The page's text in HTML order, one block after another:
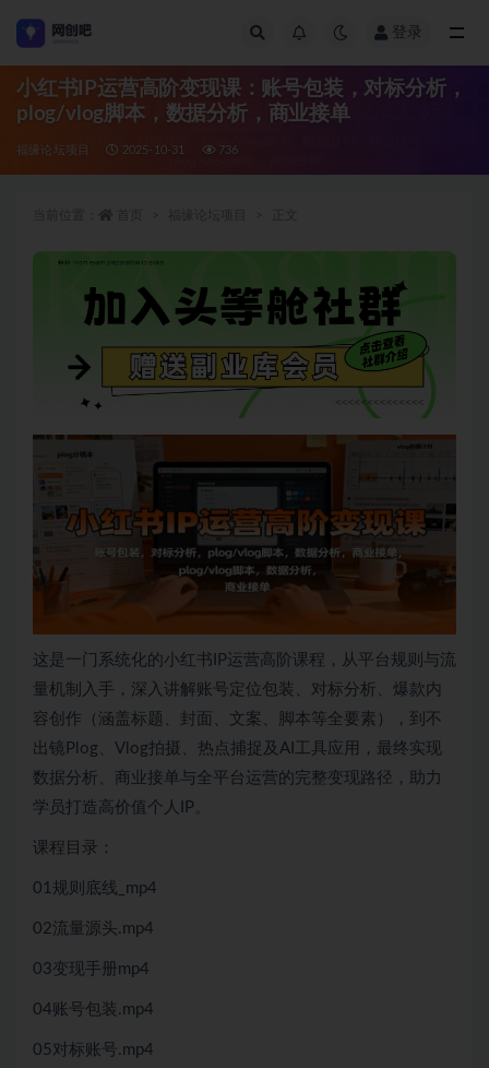
登录
小红书IP运营高阶变现课：账号包装，对标分析，
plog/vlog脚本，数据分析，商业接单
福缘论坛项目 2025-10-31 736
这是一门系统化的小红书IP运营高阶课程，从平台规则与流
量机制入手，深入讲解账号定位包装、对标分析、爆款内
容创作（涵盖标题、封面、文案、脚本等全要素），到不
出镜Plog、Vlog拍摄、热点捕捉及AI工具应用，最终实现
数据分析、商业接单与全平台运营的完整变现路径，助力
学员打造高价值个人IP。
课程目录：
01规则底线_mp4
02流量源头.mp4
03变现手册mp4
04账号包装.mp4
05对标账号.mp4